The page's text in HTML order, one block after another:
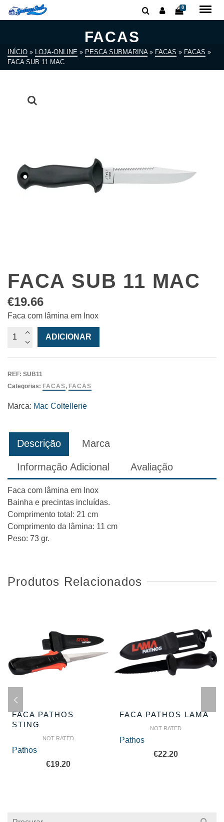
0
FACAS
INÍCIO » LOJA-ONLINE » PESCA SUBMARINA » FACAS » FACAS »
FACA SUB 11 MAC
FACA SUB 11 MAC
€19.66
Faca com lâmina em Inox
Quantidade
ADICIONAR
REF: SUB11
Categorias: FACAS, FACAS
Marca: Mac Coltellerie
Descrição Marca
Informação Adicional Avaliação
Faca com lâmina em Inox
Bainha e precintas incluídas.
Comprimento total: 21 cm
Comprimento da lâmina: 11 cm
Peso: 73 gr.
Produtos Relacionados
FACA PATHOS
STING
NOT RATED
Pathos
€19.20
FACA PATHOS LAMA
NOT RATED
Pathos
€22.20
Search